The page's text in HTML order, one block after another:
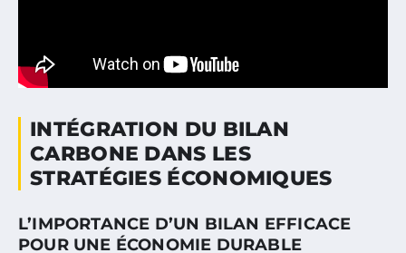
INTÉGRATION DU BILAN
CARBONE DANS LES
STRATÉGIES ÉCONOMIQUES
L’IMPORTANCE D’UN BILAN EFFICACE
POUR UNE ÉCONOMIE DURABLE